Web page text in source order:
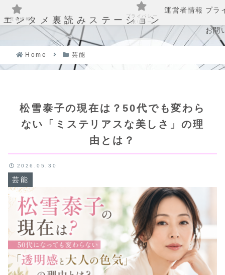
エンタメ裏読みステーション
運営者情報 プラ
お問
Home 芸能
松雪泰子の現在は？50代でも変わら
ない「ミステリアスな美しさ」の理
由とは？
芸能
2026.05.30
運営者情報
プライバシー
ポリシー